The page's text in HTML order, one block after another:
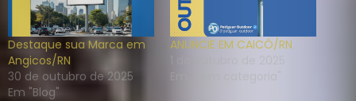
Destaque sua Marca em
Angicos/RN
30 de outubro de 2025
Em "Blog"
ANUNCIE EM CAICÓ/RN